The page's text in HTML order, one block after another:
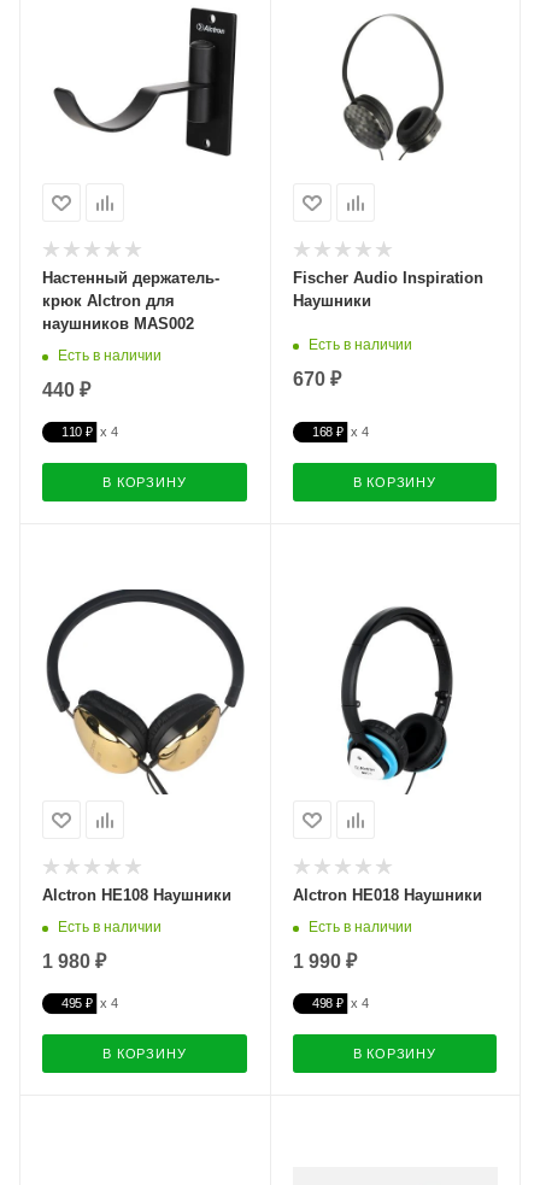
Настенный держатель-
крюк Alctron для
наушников MAS002
Есть в наличии
440 ₽
110 ₽
В КОРЗИНУ
Fischer Audio Inspiration
Наушники
Есть в наличии
670 ₽
168 ₽
В КОРЗИНУ
Alctron HE108 Наушники
Есть в наличии
1 980 ₽
495 ₽
В КОРЗИНУ
Alctron HE018 Наушники
Есть в наличии
1 990 ₽
498 ₽
В КОРЗИНУ